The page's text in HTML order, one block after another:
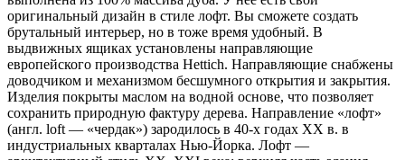
оригинальный дизайн в стиле лофт. Вы сможете создать
брутальный интерьер, но в тоже время удобный. В
выдвижных ящиках установлены направляющие
европейского производства Hettich. Направляющие снабжены
доводчиком и механизмом бесшумного открытия и закрытия.
Изделия покрыты маслом на водной основе, что позволяет
сохранить природную фактуру дерева. Направление «лофт»
(англ. loft — «чердак») зародилось в 40-х годах XX в. в
индустриальных кварталах Нью-Йорка. Лофт —